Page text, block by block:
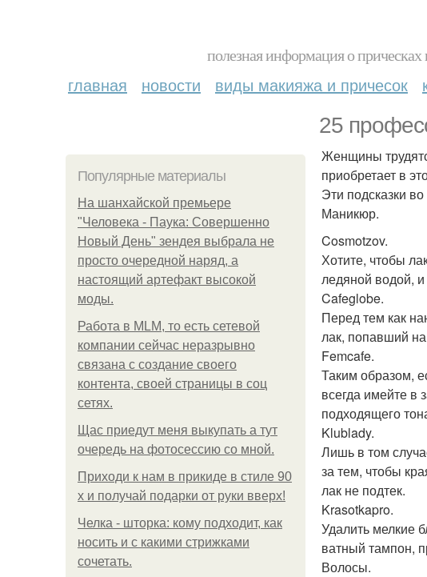
полезная информация о
главная новости виды макияжа и причесок
25
Популярные материалы
На шанхайской премьере
"Человека - Паука: Совершенно
Новый День" зендея выбрала не
просто очередной наряд, а
настоящий артефакт высокой
моды.
Работа в MLM, то есть сетевой
компании сейчас неразрывно
связана с создание своего
контента, своей страницы в соц
сетях.
Щас приедут меня выкупать а тут
очередь на фотосессию со мной.
Приходи к нам в прикиде в стиле 90
х и получай подарки от руки вверх!
Челка - шторка: кому подходит, как
носить и с какими стрижками
сочетать.
Женщины
приобретает в
Эти подсказки
Маникюр.
Cosmotzov.
Хотите, чтобы
ледяной водой, и
Cafeglobe.
Перед тем как
лак, попавший
Femcafe.
Таким образом,
всегда имейте в
подходящего
Klublady.
Лишь в том
за тем, чтобы
лак не подтек.
Krasotkapro.
Удалить мелкие
ватный тампон,
Волосы.